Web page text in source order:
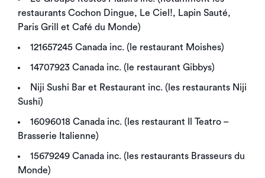
restaurants Cochon Dingue, Le Ciel!, Lapin Sauté,
Paris Grill et Café du Monde)
121657245 Canada inc. (le restaurant Moishes)
14707923 Canada inc. (le restaurant Gibbys)
Niji Sushi Bar et Restaurant inc. (les restaurants Niji
Sushi)
16096018 Canada inc. (les restaurant Il Teatro –
Brasserie Italienne)
15679249 Canada inc. (les restaurants Brasseurs du
Monde)